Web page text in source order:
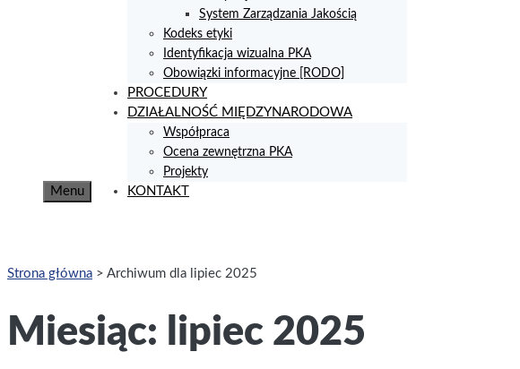
Menu
System Zarządzania Jakością
Kodeks etyki
Identyfikacja wizualna PKA
Obowiązki informacyjne [RODO]
PROCEDURY
DZIAŁALNOŚĆ MIĘDZYNARODOWA
Współpraca
Ocena zewnętrzna PKA
Projekty
KONTAKT
Strona główna > Archiwum dla lipiec 2025
Miesiąc: lipiec 2025